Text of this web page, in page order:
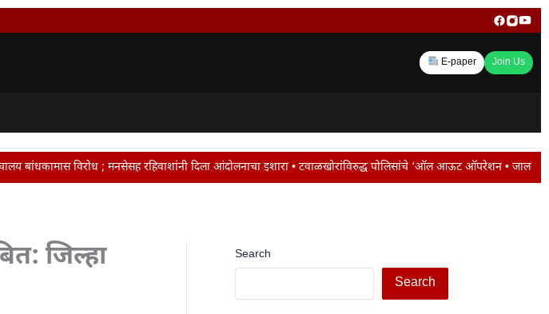
E-paper Join Us
मनसेसह रहिवाशांनी दिला आंदोलनाचा इशारा • टवाळखोरांविरुद्ध पोलिसांचे ‘ऑल आऊट ऑपरेशन • जालना रोडवर ट्रॅफिक जाम ;
जिल्हा
Search
Search